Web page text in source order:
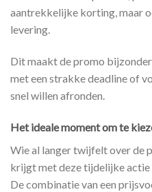
aantrekkelijke korting, maar
levering.
Dit maakt de promo
met een strakke deadline of
snel willen afronden.
Het ideale moment om te
Wie al langer twijfelt over de
krijgt met deze tijdelijke actie
De combinatie van een